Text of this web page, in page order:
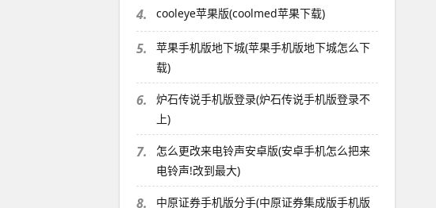
4. cooleye苹果版(coolmed苹果下载)
5.
苹果手机版地下城(苹果手机版地下城怎么下
载)
6.
炉石传说手机版登录(炉石传说手机版登录不
上)
7.
怎么更改来电铃声安卓版(安卓手机怎么把来
电铃声!改到最大)
8. 中原证券手机版分手(中原证券集成版手机版